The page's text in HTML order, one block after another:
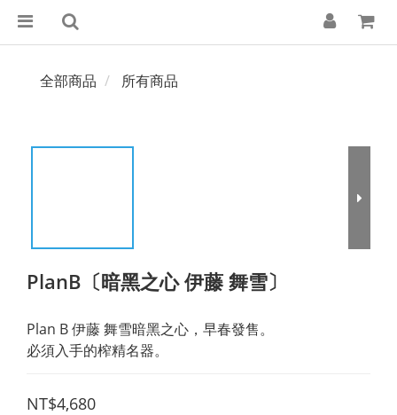
全部商品 所有商品
PlanB〔暗黑之心 伊藤 舞雪〕
Plan B 伊藤 舞雪暗黑之心，早春發售。
必須入手的榨精名器。
NT$4,680